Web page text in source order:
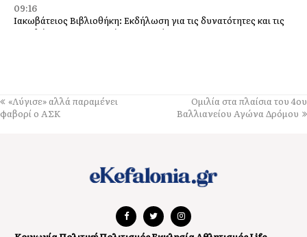
09:16
Ιακωβάτειος Βιβλιοθήκη: Εκδήλωση για τις δυνατότητες και τις
προκλήσεις της Τεχνητής Νοημοσύνης
08:57
Όλα έτοιμα για την Γιορτή της Ρομπόλας στα Βαλσαμάτα
στο Δήμο Ληξουρίου ενόψει της νέας σχολικής χρονιάς
IONIAN: Ζωντανά o εορτασμός του Αγίου Γερασίμου για τους
«Λύγισε» αλλά παραμένει
φαβορί ο ΑΣΚ
Ομιλία στα πλαίσια του 4ου
Βαλλιανείου Αγώνα Δρόμου